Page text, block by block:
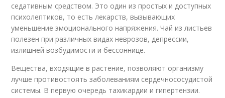
седативным средством. Это один из простых и доступных
психолептиков, то есть лекарств, вызывающих
уменьшение эмоционального напряжения. Чай из листьев
полезен при различных видах неврозов, депрессии,
излишней возбудимости и бессоннице.
Вещества, входящие в растение, позволяют организму
лучше противостоять заболеваниям сердечнососудистой
системы. В первую очередь тахикардии и гипертензии.